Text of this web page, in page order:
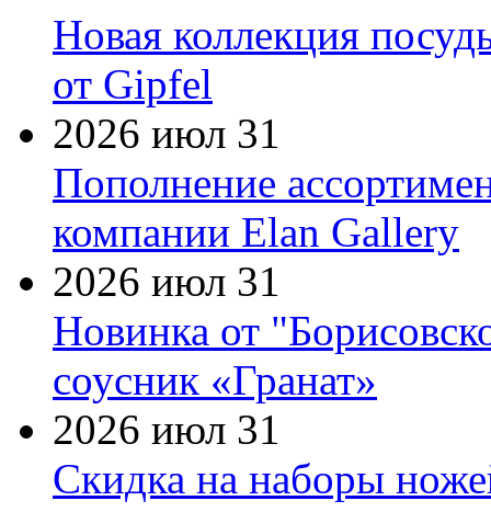
Новая коллекция
от Gipfel
2026 июл 31
Пополнение
компании Elan Gallery
2026 июл 31
Новинка от
соусник «Гранат»
2026 июл 31
Скидка на наборы